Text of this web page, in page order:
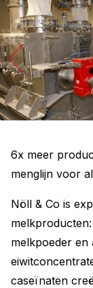
6x meer
menglijn voor
Nöll & Co is
melkpoeder en
caseïnaten